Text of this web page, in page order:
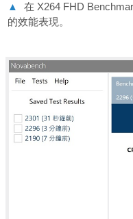
▲
在 X264 FHD
的效能表現。